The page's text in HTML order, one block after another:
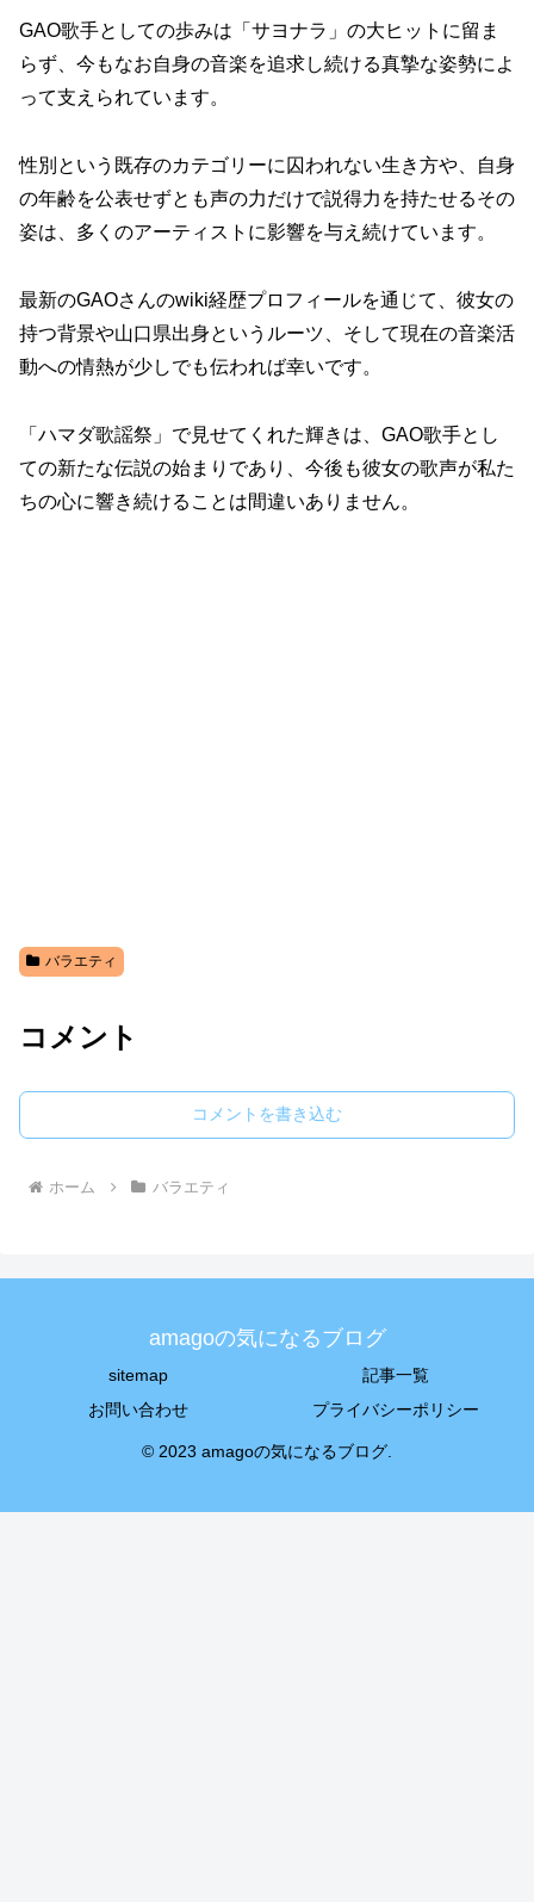
GAO歌手としての歩みは「サヨナラ」の大ヒットに留ま
らず、今もなお自身の音楽を追求し続ける真摯な姿勢によ
って支えられています。
性別という既存のカテゴリーに囚われない生き方や、自身
の年齢を公表せずとも声の力だけで説得力を持たせるその
姿は、多くのアーティストに影響を与え続けています。
最新のGAOさんのwiki経歴プロフィールを通じて、彼女の
持つ背景や山口県出身というルーツ、そして現在の音楽活
動への情熱が少しでも伝われば幸いです。
「ハマダ歌謡祭」で見せてくれた輝きは、GAO歌手とし
ての新たな伝説の始まりであり、今後も彼女の歌声が私た
ちの心に響き続けることは間違いありません。
バラエティ
コメント
コメントを書き込む
ホーム バラエティ
amagoの気になるブログ
sitemap
記事一覧
お問い合わせ
プライバシーポリシー
© 2023 amagoの気になるブログ.